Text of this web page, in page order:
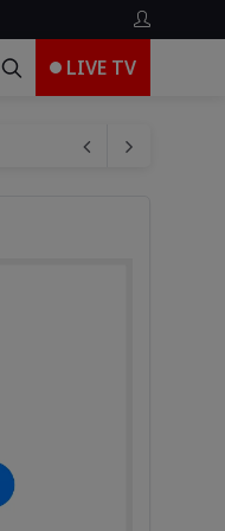
LIVE TV